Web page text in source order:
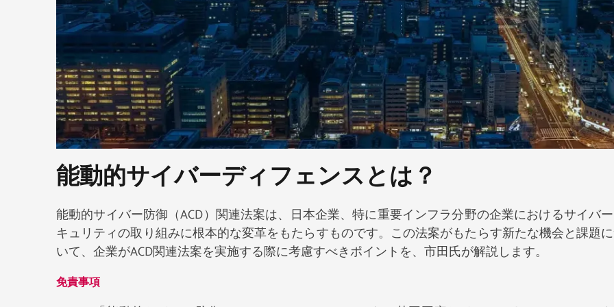
能動的サイバーディフェンスとは？
能動的サイバー防御（ACD）関連法案は、日本企業、特に重要インフラ分野の企業におけるサイバ
キュリティの取り組みに根本的な変革をもたらすものです。この法案がもたらす新たな機会と課題
いて、企業がACD関連法案を実施する際に考慮すべきポイントを、市田氏が解説します。
免責事項